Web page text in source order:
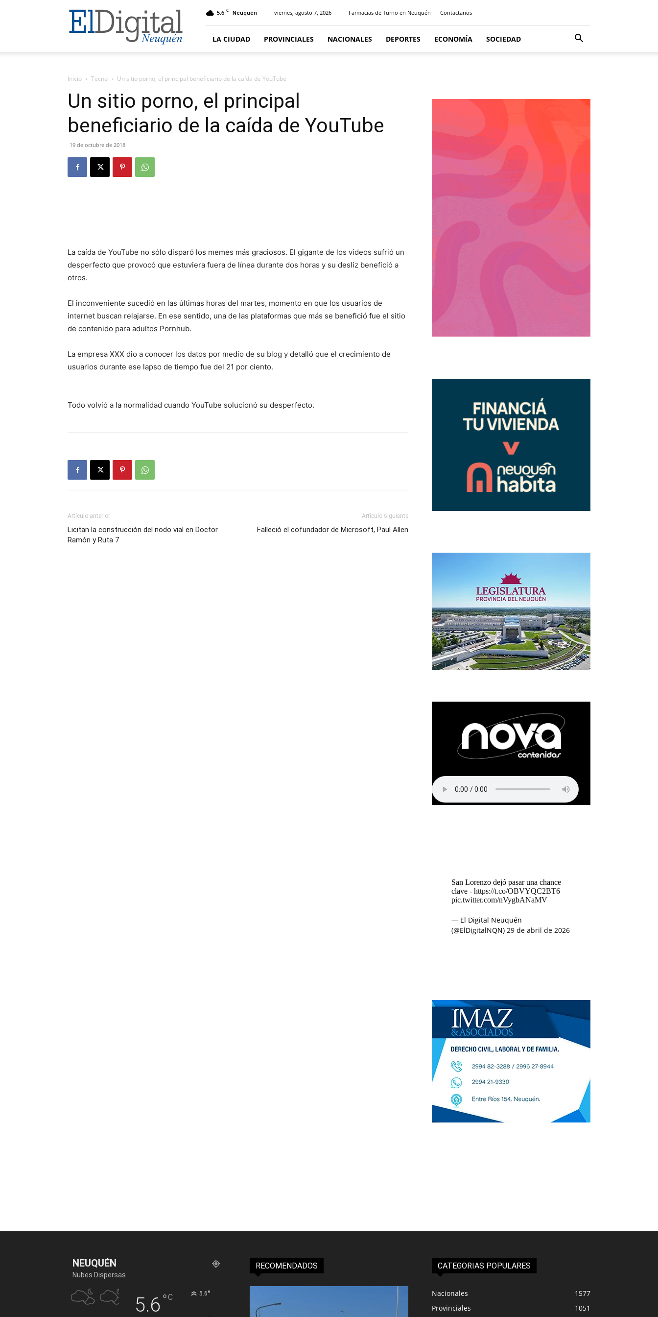
El
Digital
Neuquen
5.6 C Neuquén viernes, agosto 7, 2026 Farmacias de Turno en Neuquén Contactanos
LA CIUDAD PROVINCIALES NACIONALES DEPORTES ECONOMÍA SOCIEDAD
Inicio Tecno Un sitio porno, el principal beneficiario de la caída de YouTube
Un sitio porno, el principal
beneficiario de la caída de YouTube
19 de octubre de 2018
La caída de YouTube no sólo disparó los memes más graciosos. El gigante de los videos sufrió un
desperfecto que provocó que estuviera fuera de línea durante dos horas y su desliz benefició a
otros.
El inconveniente sucedió en las últimas horas del martes, momento en que los usuarios de
internet buscan relajarse. En ese sentido, una de las plataformas que más se benefició fue el sitio
de contenido para adultos Pornhub.
La empresa XXX dio a conocer los datos por medio de su blog y detalló que el crecimiento de
usuarios durante ese lapso de tiempo fue del 21 por ciento.
Todo volvió a la normalidad cuando YouTube solucionó su desperfecto.
Artículo anterior
Licitan la construcción del nodo vial en Doctor
Ramón y Ruta 7
Artículo siguiente
Falleció el cofundador de Microsoft, Paul Allen
San Lorenzo dejó pasar una chance
clave - https://t.co/OBVYQC2BT6
pic.twitter.com/nVygbANaMV
— El Digital Neuquén
(@ElDigitalNQN) 29 de abril de 2026
NEUQUÉN
Nubes Dispersas
5.6°C 5.6°
RECOMENDADOS CATEGORIAS POPULARES
Nacionales
1577
Provinciales
1051